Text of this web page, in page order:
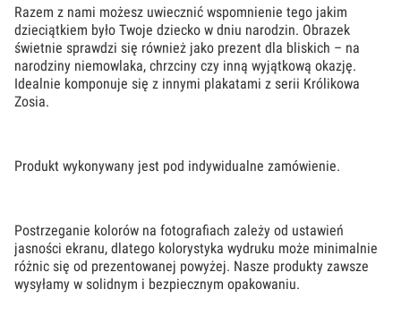
Razem z nami możesz uwiecznić wspomnienie tego jakim
dzieciątkiem było Twoje dziecko w dniu narodzin. Obrazek
świetnie sprawdzi się również jako prezent dla bliskich – na
narodziny niemowlaka, chrzciny czy inną wyjątkową okazję.
Idealnie komponuje się z innymi plakatami z serii Królikowa
Zosia.
Produkt wykonywany jest pod indywidualne zamówienie.
Postrzeganie kolorów na fotografiach zależy od ustawień
jasności ekranu, dlatego kolorystyka wydruku może minimalnie
różnic się od prezentowanej powyżej. Nasze produkty zawsze
wysyłamy w solidnym i bezpiecznym opakowaniu.